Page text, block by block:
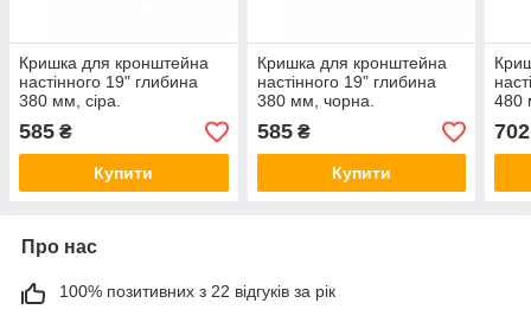
Кришка для кронштейна
настінного 19" глибина
380 мм, сіра.
585 ₴
Купити
Кришка для кронштейна
настінного 19" глибина
380 мм, чорна.
585₴
Купити
480
702
Про нас
100% позитивних з 22 відгуків за рік